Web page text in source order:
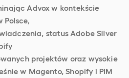
Advox w kontekście
status Adobe Silver
projektów oraz wysokie
w Magento, Shopify i PIM